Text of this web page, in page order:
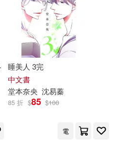
ぎむる(57)
睡美人 3完
中文書
堂本奈央 沈易蓁
85 折 $85 $100
電